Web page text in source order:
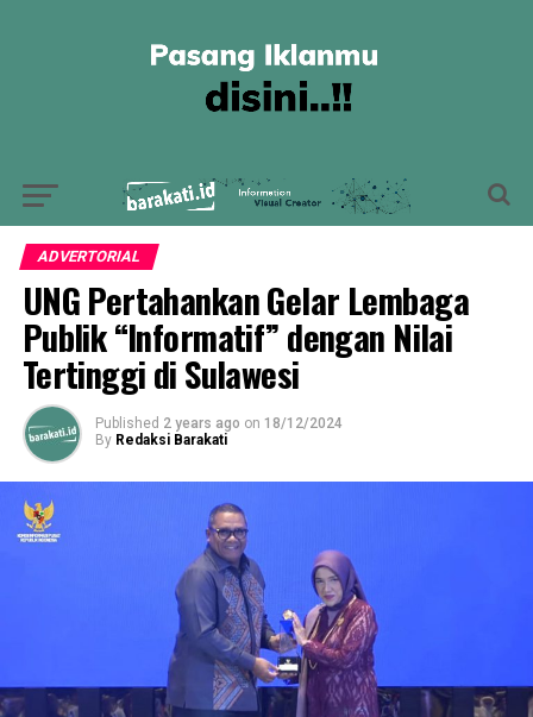
ADVERTORIAL
UNG Pertahankan Gelar Lembaga
Publik “Informatif” dengan Nilai
Tertinggi di Sulawesi
Published 2 years ago on 18/12/2024
By Redaksi Barakati